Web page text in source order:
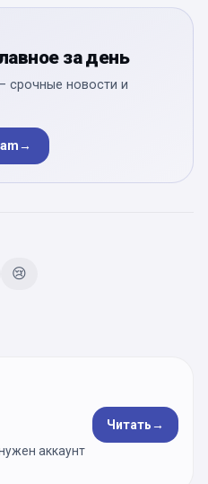
за день
срочные новости и
→
😢
аккаунт
Читать→